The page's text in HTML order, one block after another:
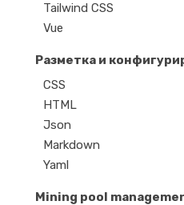
Tailwind CSS
Vue
Разметка и
CSS
HTML
Json
Markdown
Yaml
Mining pool